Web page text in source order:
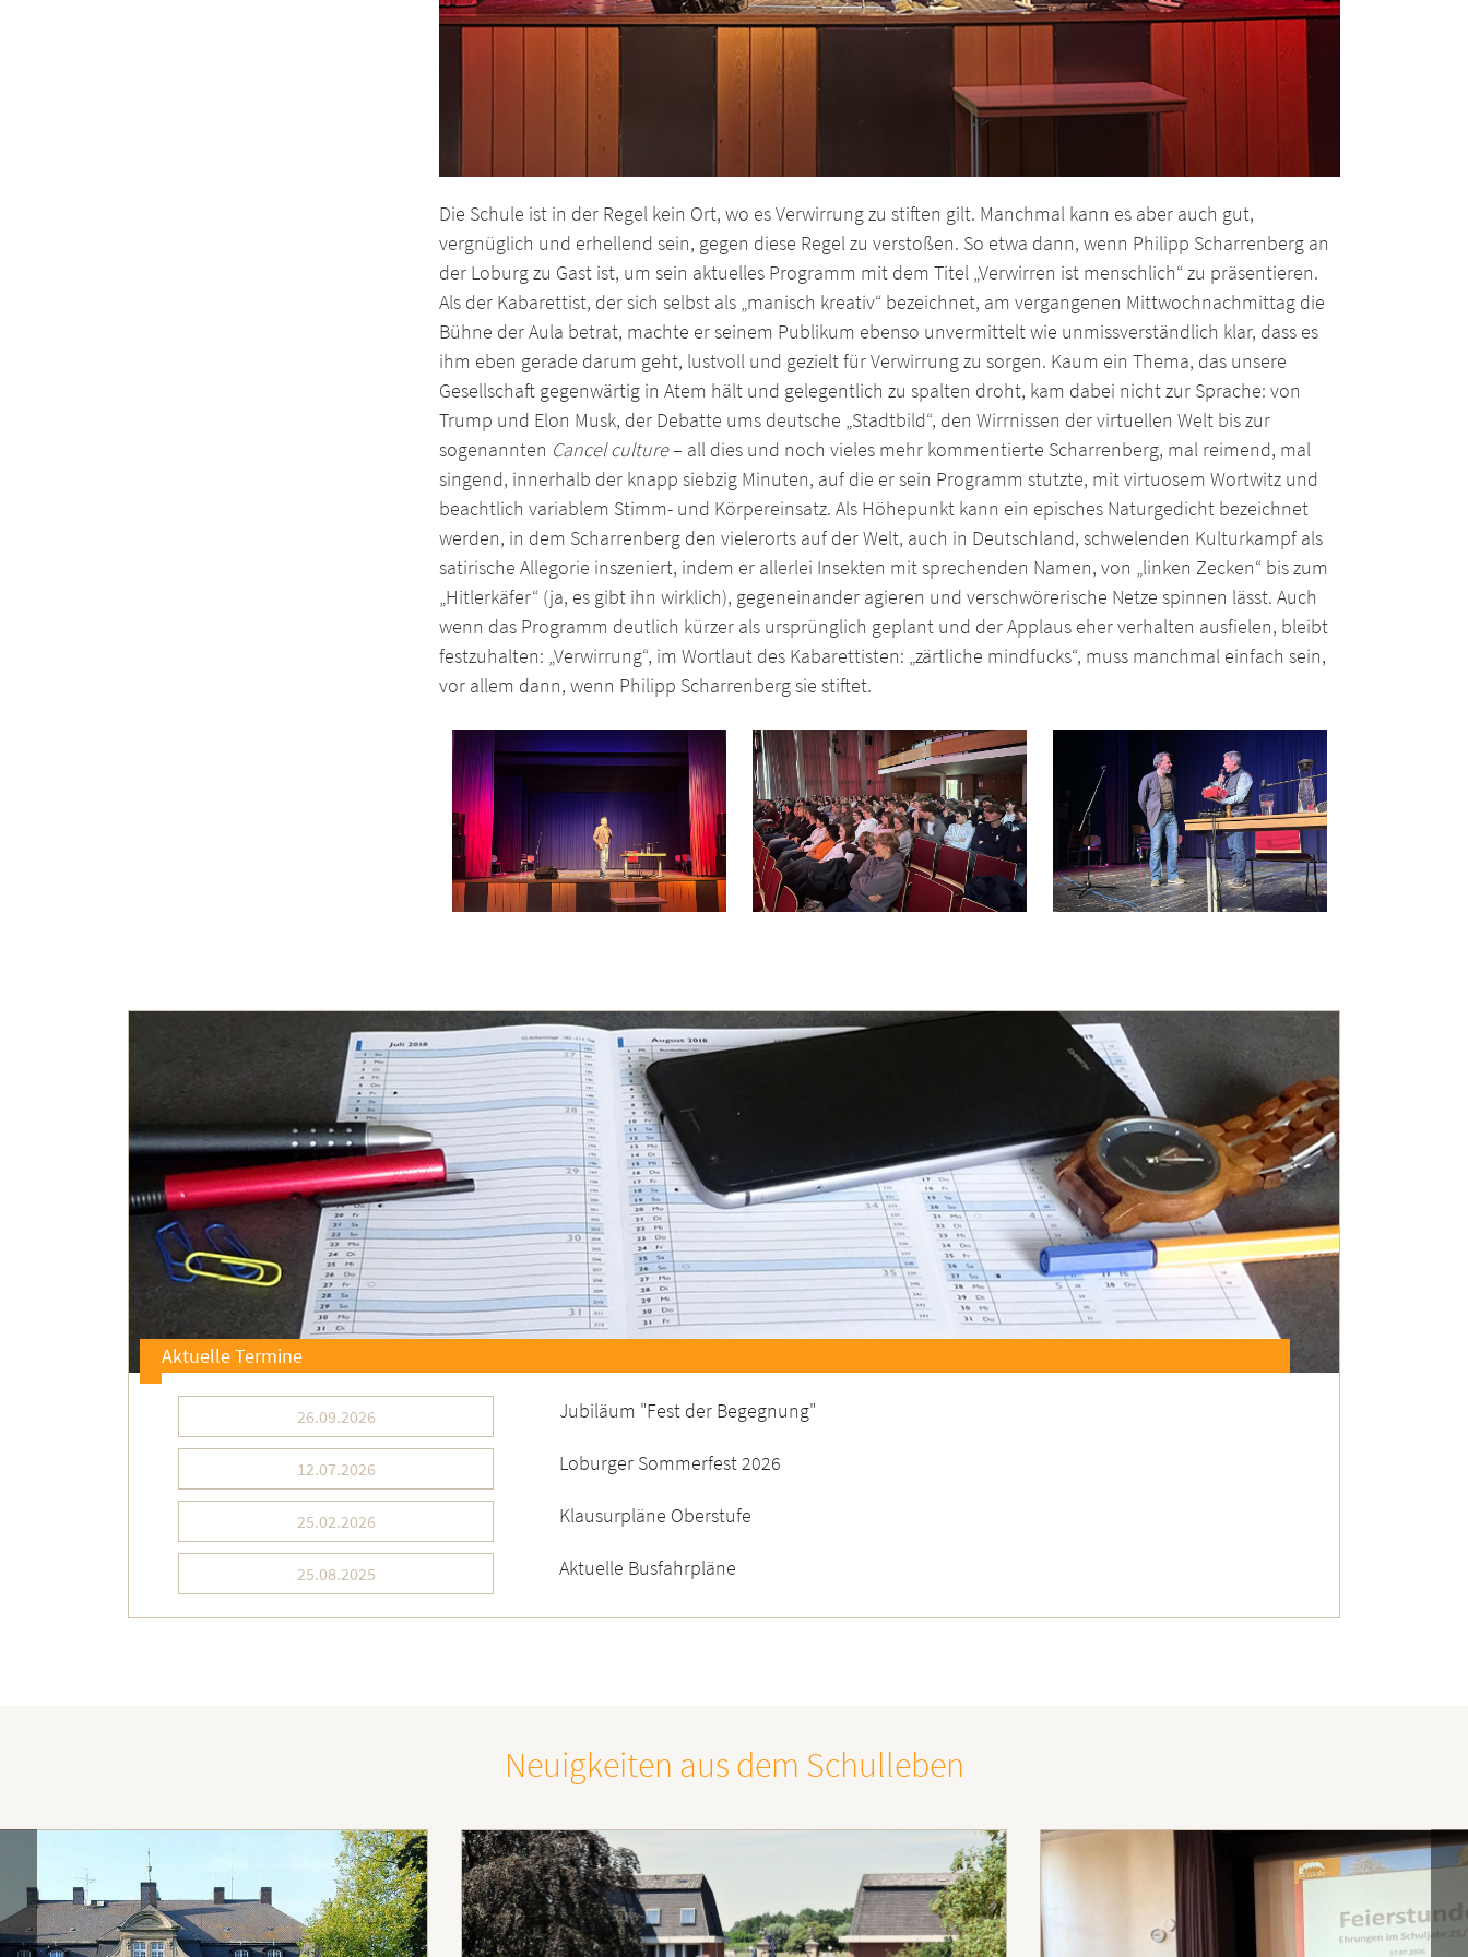
Die Schule ist in der Regel kein Ort, wo es Verwirrung zu stiften gilt. Manchmal kann es aber auch gut,
vergnüglich und erhellend sein, gegen diese Regel zu verstoßen. So etwa dann, wenn Philipp Scharrenberg an
der Loburg zu Gast ist, um sein aktuelles Programm mit dem Titel „Verwirren ist menschlich“ zu präsentieren.
Als der Kabarettist, der sich selbst als „manisch kreativ“ bezeichnet, am vergangenen Mittwochnachmittag die
Bühne der Aula betrat, machte er seinem Publikum ebenso unvermittelt wie unmissverständlich klar, dass es
ihm eben gerade darum geht, lustvoll und gezielt für Verwirrung zu sorgen. Kaum ein Thema, das unsere
Gesellschaft gegenwärtig in Atem hält und gelegentlich zu spalten droht, kam dabei nicht zur Sprache: von
Trump und Elon Musk, der Debatte ums deutsche „Stadtbild“, den Wirrnissen der virtuellen Welt bis zur
sogenannten Cancel culture– all dies und noch vieles mehr kommentierte Scharrenberg, mal reimend, mal
singend, innerhalb der knapp siebzig Minuten, auf die er sein Programm stutzte, mit virtuosem Wortwitz und
beachtlich variablem Stimm- und Körpereinsatz. Als Höhepunkt kann ein episches Naturgedicht bezeichnet
werden, in dem Scharrenberg den vielerorts auf der Welt, auch in Deutschland, schwelenden Kulturkampf als
satirische Allegorie inszeniert, indem er allerlei Insekten mit sprechenden Namen, von „linken Zecken“ bis zum
„Hitlerkäfer“ (ja, es gibt ihn wirklich), gegeneinander agieren und verschwörerische Netze spinnen lässt. Auch
wenn das Programm deutlich kürzer als ursprünglich geplant und der Applaus eher verhalten ausfielen, bleibt
festzuhalten: „Verwirrung“, im Wortlaut des Kabarettisten: „zärtliche mindfucks“, muss manchmal einfach sein,
vor allem dann, wenn Philipp Scharrenberg sie stiftet.
Aktuelle Termine
26.09.2026 Jubiläum "Fest der Begegnung"
12.07.2026 Loburger Sommerfest 2026
25.02.2026 Klausurpläne Oberstufe
25.08.2025 Aktuelle Busfahrpläne
Neuigkeiten aus dem Schulleben